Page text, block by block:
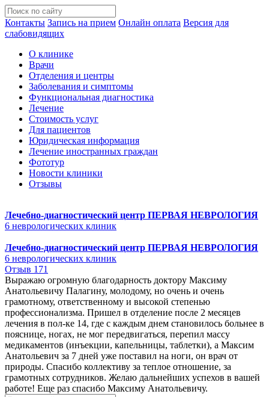
Контакты Запись на прием Онлайн оплата Версия для
слабовидящих
О клинике
Врачи
Отделения и центры
Заболевания и симптомы
Функциональная диагностика
Лечение
Стоимость услуг
Для пациентов
Юридическая информация
Лечение иностранных граждан
Фототур
Новости клиники
Отзывы
Лечебно-диагностический центр ПЕРВАЯ НЕВРОЛОГИЯ
6 неврологических клиник
Лечебно-диагностический центр ПЕРВАЯ НЕВРОЛОГИЯ
6 неврологических клиник
Отзыв 171
Выражаю огромную благодарность доктору Максиму
Анатольевичу Палагину, молодому, но очень и очень
грамотному, ответственному и высокой степенью
профессионализма. Пришел в отделение после 2 месяцев
лечения в пол-ке 14, где с каждым днем становилось больнее в
пояснице, ногах, не мог передвигаться, перепил массу
медикаментов (инъекции, капельницы, таблетки), а Максим
Анатольевич за 7 дней уже поставил на ноги, он врач от
природы. Спасибо коллективу за теплое отношение, за
грамотных сотрудников. Желаю дальнейших успехов в вашей
работе! Еще раз спасибо Максиму Анатольевичу.